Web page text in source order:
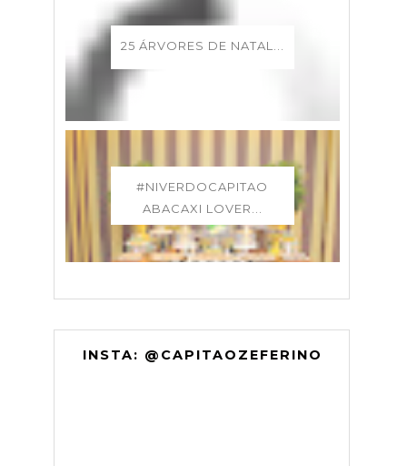
25 ÁRVORES DE NATAL...
#NIVERDOCAPITAO
ABACAXI LOVER...
INSTA: @CAPITAOZEFERINO